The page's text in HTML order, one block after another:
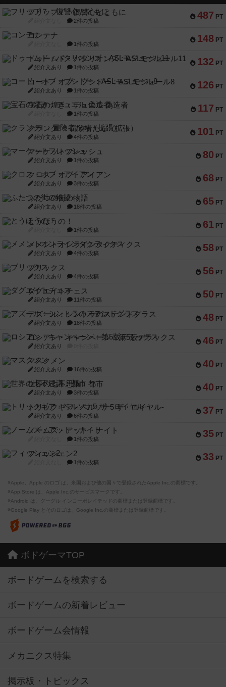
487 PT
フリップ７：復讐心とともに
2件の投稿
148 PT
コンテナ
1件の投稿
132 PT
ドゥームド・バタリオンズ：ASLモジュール11
紹介文あり 1件の投稿
126 PT
コード・オブ・ブシドー：ASLモジュール8
紹介文あり 1件の投稿
117 PT
宝石の煌き：デュエル 偽造者
1件の投稿
101 PT
クランク! ：冒険者たち（拡張）
紹介文あり 4件の投稿
80 PT
マーケットフレッシュ
紹介文あり 1件の投稿
68 PT
クロス・オブ・アイアン
紹介文あり 3件の投稿
65 PT
ふたつの街の物語
紹介文あり 18件の投稿
61 PT
とうほうの！
1件の投稿
58 PT
メメントオンラインタクティクス
紹介文あり 4件の投稿
56 PT
ブリックス
紹介文あり 4件の投稿
50 PT
ダグエイトチェス
紹介文あり 11件の投稿
48 PT
アズール：シントラのステンドグラス
紹介文あり 18件の投稿
46 PT
ロシアン・キャンペーン：第5版デラックス
紹介文あり
40 PT
マスクメン
紹介文あり 16件の投稿
40 PT
世界の七不思議：都市
紹介文あり 3件の投稿
37 PT
トリックギア - ペルソナ5 ザ・ロイヤル-
紹介文あり 6件の投稿
35 PT
ノームズ・アット・ナイト
1件の投稿
33 PT
フィッシェン2
1件の投稿
※Apple、Apple のロゴ は、米国および他の国々で登録されたApple Inc.の商標です。
※App Store は、Apple Inc.のサービスマークです。
※Android は、グーグル インコーポレイテッドの商標または登録商標です。
※Google Play とそのロゴは、Google Inc.の商標または登録商標です。
ボドゲーマTOP
ボードゲームを検索する
ボードゲームの新着レビュー
ボードゲーム会情報
メカニクス特集
掲示板・トピックス